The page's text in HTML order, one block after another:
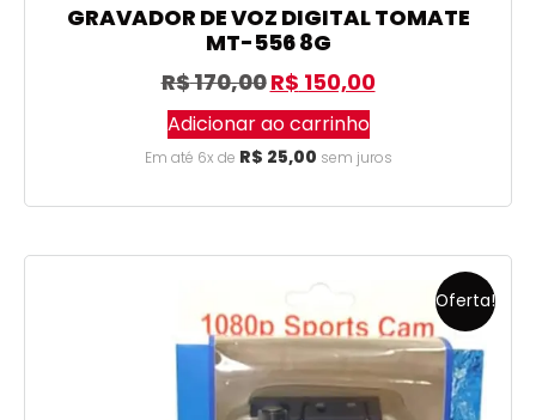
GRAVADOR DE VOZ DIGITAL TOMATE
MT-556 8G
R$170,00R$ 150,00
Adicionar ao carrinho
Em até 6x de R$ 25,00 sem juros
Oferta!